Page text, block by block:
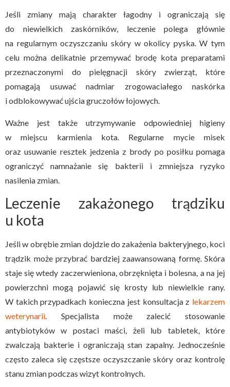
Jeśli zmiany mają charakter łagodny i ograniczają się
do niewielkich zaskórników, leczenie polega głównie
na regularnym oczyszczaniu skóry w okolicy pyska. W tym
celu można delikatnie przemywać brodę kota preparatami
przeznaczonymi do pielęgnacji skóry zwierząt, które
pomagają usuwać nadmiar zrogowaciałego naskórka
i odblokowywać ujścia gruczołów łojowych.
Ważne jest także utrzymywanie odpowiedniej higieny
w miejscu karmienia kota. Regularne mycie misek
oraz usuwanie resztek jedzenia z brody po posiłku pomaga
ograniczyć namnażanie się bakterii i zmniejsza ryzyko
nasilenia zmian.
Leczenie zakażonego trądziku
u kota
Jeśli w obrębie zmian dojdzie do zakażenia bakteryjnego, koci
trądzik może przybrać bardziej zaawansowaną formę. Skóra
staje się wtedy zaczerwieniona, obrzęknięta i bolesna, a na jej
powierzchni mogą pojawić się krosty lub niewielkie rany.
W takich przypadkach konieczna jest konsultacja z lekarzem
weterynarii. Specjalista może zalecić stosowanie
antybiotyków w postaci maści, żeli lub tabletek, które
zwalczają bakterie i ograniczają stan zapalny. Jednocześnie
często zaleca się częstsze oczyszczanie skóry oraz kontrolę
stanu zmian podczas wizyt kontrolnych.